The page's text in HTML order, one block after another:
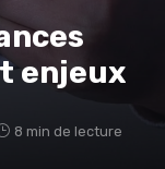
enjeux
8 min de lecture